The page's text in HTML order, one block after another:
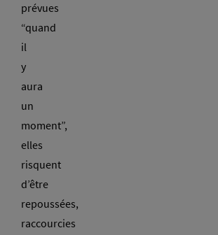
prévues
“quand
il
y
aura
un
moment”,
elles
risquent
d’être
repoussées,
raccourcies